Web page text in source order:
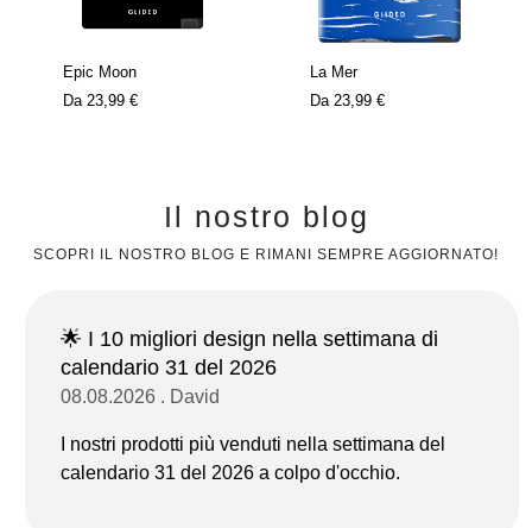
Epic Moon
Da 23,99 €
La Mer
Da 23,99 €
Il nostro blog
SCOPRI IL NOSTRO BLOG E RIMANI SEMPRE AGGIORNATO!
🌟 I 10 migliori design nella settimana di
calendario 31 del 2026
08.08.2026 . David
I nostri prodotti più venduti nella settimana del
calendario 31 del 2026 a colpo d'occhio.